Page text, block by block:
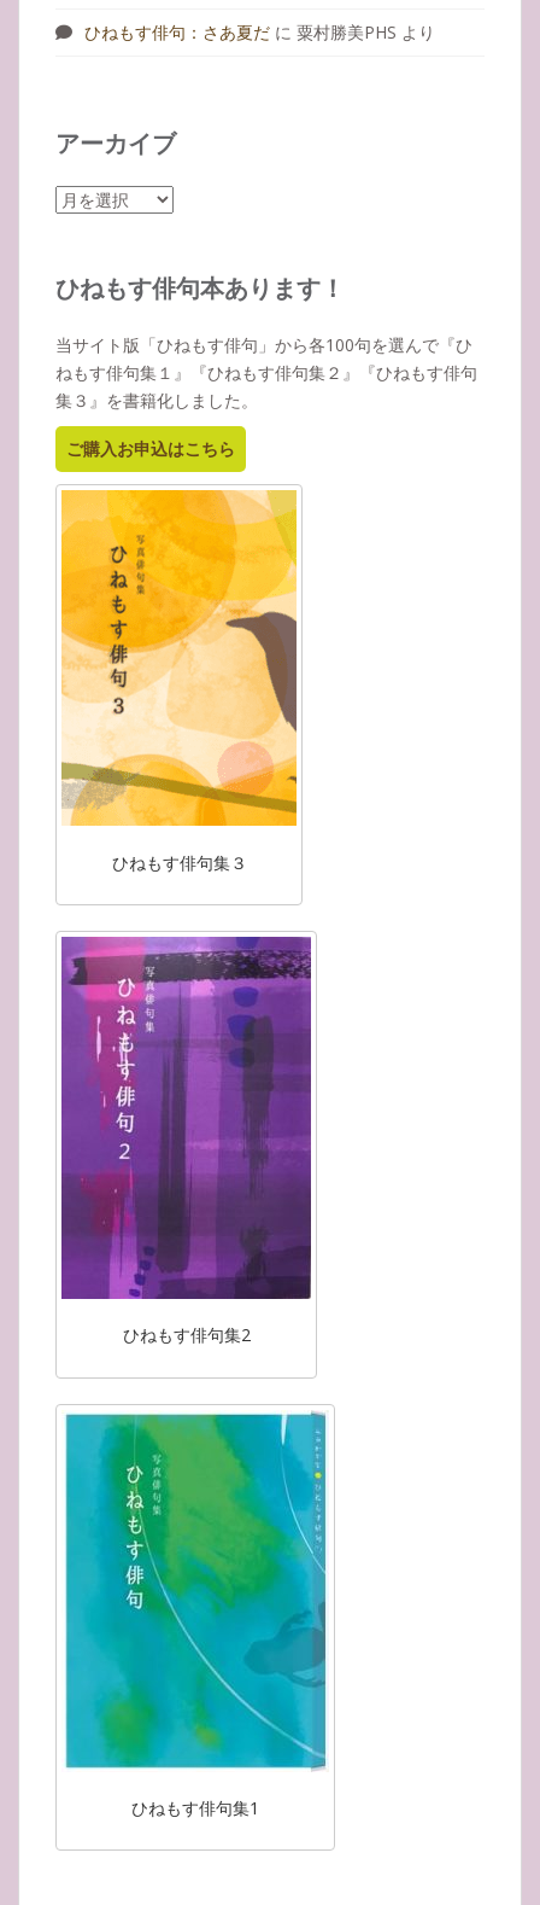
ひねもす俳句：さあ夏だ に 粟村勝美PHS より
アーカイブ
ア
イ
ひねもす俳句本あります！
当サイト版「ひねもす俳句」から各100句を選んで『ひ
ねもす俳句集１』『ひねもす俳句集２』『ひねもす俳句
集３』を書籍化しました。
ご購入お申込はこちら
ひねもす俳句集３
ひねもす俳句集2
ひねもす俳句集1